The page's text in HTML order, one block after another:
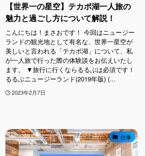
【世界一の星空】テカポ湖一人旅の
魅力と過ごし方について解説！
こんにちは！まさおです！ 今回はニュージー
ランドの観光地として有名な、世界一星空が
美しいと言われる「テカポ湖」について、私
が一人旅で行った際の体験談をお伝えいたし
ます。 ▼旅行に行くならるるぶは必須です！
るるぶニュージーランド(2019年版) (...
2023年2月7日
仕事